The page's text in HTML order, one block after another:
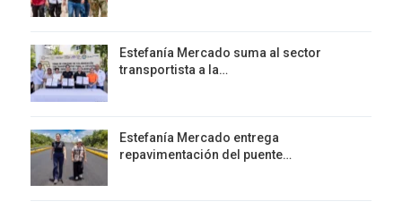
Estefanía Mercado suma al sector
transportista a la…
Estefanía Mercado entrega
repavimentación del puente…